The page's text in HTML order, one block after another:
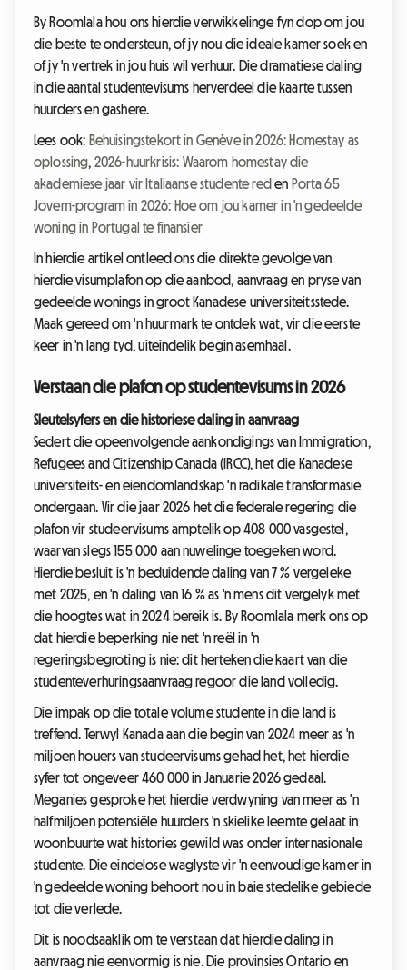
By Roomlala hou ons hierdie verwikkelinge fyn dop om jou
die beste te ondersteun, of jy nou die ideale kamer soek en
of jy 'n vertrek in jou huis wil verhuur. Die dramatiese daling
in die aantal studentevisums herverdeel die kaarte tussen
huurders en gashere.
Lees ook: Behuisingstekort in Genève in 2026: Homestay as
oplossing, 2026-huurkrisis: Waarom homestay die
akademiese jaar vir Italiaanse studente red en Porta 65
Jovem-program in 2026: Hoe om jou kamer in 'n gedeelde
woning in Portugal te finansier
In hierdie artikel ontleed ons die direkte gevolge van
hierdie visumplafon op die aanbod, aanvraag en pryse van
gedeelde wonings in groot Kanadese universiteitsstede.
Maak gereed om 'n huurmark te ontdek wat, vir die eerste
keer in 'n lang tyd, uiteindelik begin asemhaal.
Verstaan die plafon op studentevisums in 2026
Sleutelsyfers en die historiese daling in aanvraag
Sedert die opeenvolgende aankondigings van Immigration,
Refugees and Citizenship Canada (IRCC), het die Kanadese
universiteits- en eiendomlandskap 'n radikale transformasie
ondergaan. Vir die jaar 2026 het die federale regering die
plafon vir studeervisums amptelik op 408 000 vasgestel,
waarvan slegs 155 000 aan nuwelinge toegeken word.
Hierdie besluit is 'n beduidende daling van 7 % vergeleke
met 2025, en 'n daling van 16 % as 'n mens dit vergelyk met
die hoogtes wat in 2024 bereik is. By Roomlala merk ons op
dat hierdie beperking nie net 'n reël in 'n
regeringsbegroting is nie: dit herteken die kaart van die
studenteverhuringsaanvraag regoor die land volledig.
Die impak op die totale volume studente in die land is
treffend. Terwyl Kanada aan die begin van 2024 meer as 'n
miljoen houers van studeervisums gehad het, het hierdie
syfer tot ongeveer 460 000 in Januarie 2026 gedaal.
Meganies gesproke het hierdie verdwyning van meer as 'n
halfmiljoen potensiële huurders 'n skielike leemte gelaat in
woonbuurte wat histories gewild was onder internasionale
studente. Die eindelose waglyste vir 'n eenvoudige kamer in
'n gedeelde woning behoort nou in baie stedelike gebiede
tot die verlede.
Dit is noodsaaklik om te verstaan dat hierdie daling in
aanvraag nie eenvormig is nie. Die provinsies Ontario en